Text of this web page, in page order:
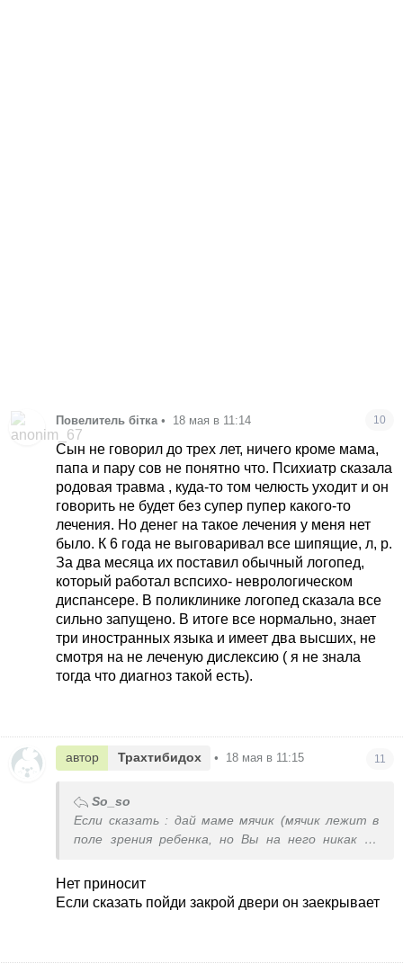
Повелитель бітка • 18 мая в 11:14 10
Сын не говорил до трех лет, ничего кроме мама,
папа и пару сов не понятно что. Психиатр сказала
родовая травма , куда-то том челюсть уходит и он
говорить не будет без супер пупер какого-то
лечения. Но денег на такое лечения у меня нет
было. К 6 года не выговаривал все шипящие, л, р.
За два месяца их поставил обычный логопед,
который работал вспсихо- неврологическом
диспансере. В поликлинике логопед сказала все
сильно запущено. В итоге все нормально, знает
три иностранных языка и имеет два высших, не
смотря на не леченую дислексию ( я не знала
тогда что диагноз такой есть).
автор Трахтибидох • 18 мая в 11:15 11
So_so
Если сказать : дай маме мячик (мячик лежит в
поле зрения ребенка, но Вы на него никак не
волноваться, что пока речь на таком этапе,
потому что есть понимание.
Нет приносит
Если сказать пойди закрой двери он заекрывает